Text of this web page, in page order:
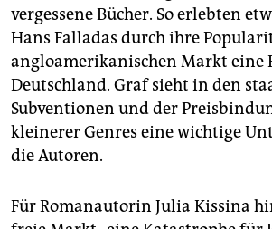
vergessene Bücher. So erlebten
Hans Falladas durch ihre
angloamerikanischen Markt eine
Deutschland. Graf sieht in den
Subventionen und der
kleinerer Genres eine wichtige
die Autoren.
Für Romanautorin Julia Kissina